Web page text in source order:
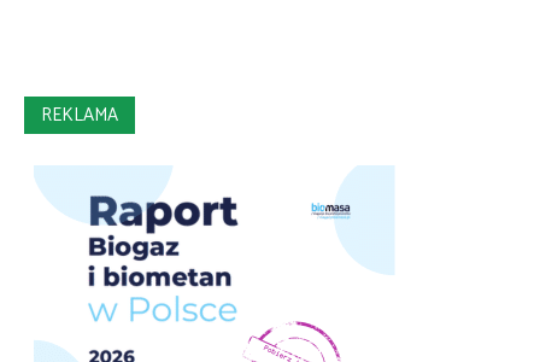
REKLAMA